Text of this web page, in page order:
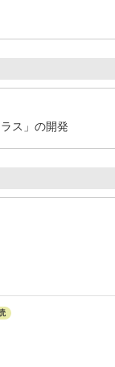
ス」の開発